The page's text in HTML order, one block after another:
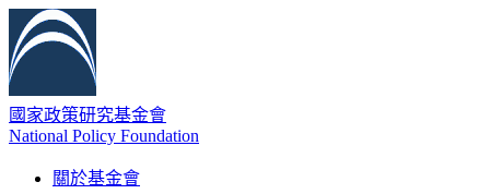
國家政策研究基金會
National Policy Foundation
關於基金會